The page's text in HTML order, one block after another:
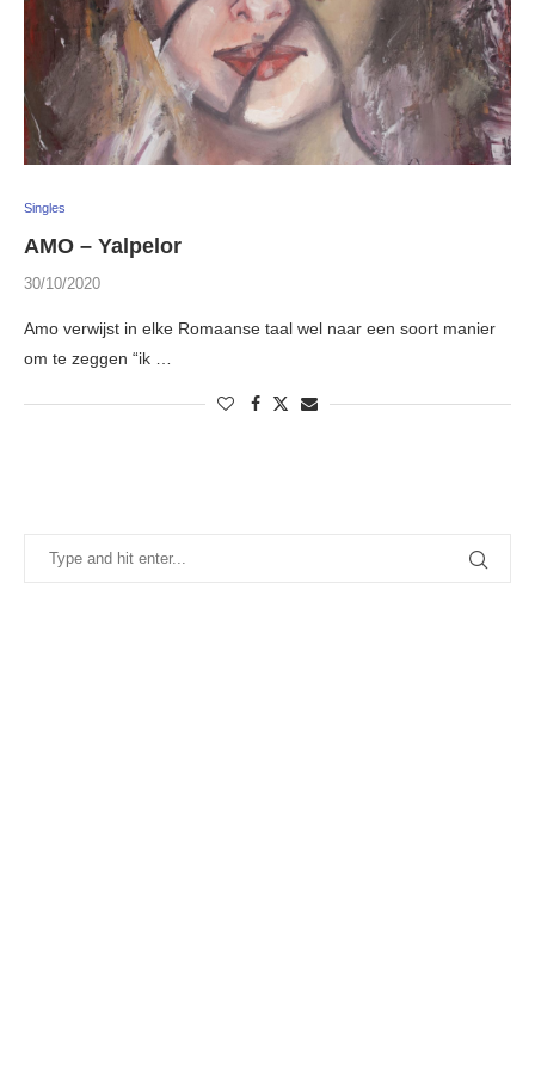
Singles
AMO – Yalpelor
30/10/2020
Amo verwijst in elke Romaanse taal wel naar een soort manier
om te zeggen “ik …